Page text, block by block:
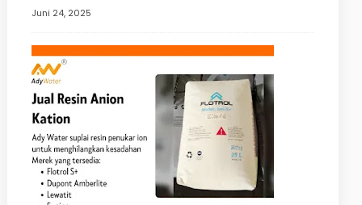
Juni 24, 2025